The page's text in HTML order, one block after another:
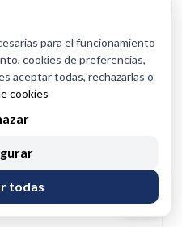
para el funcionamiento
cookies de preferencias,
aceptar todas, rechazarlas o
cookies
todas